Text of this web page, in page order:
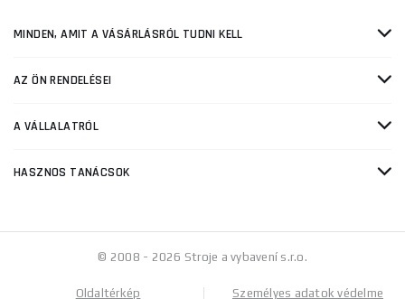
MINDEN, AMIT A VÁSÁRLÁSRÓL TUDNI KELL
AZ ÖN RENDELÉSEI
A VÁLLALATRÓL
HASZNOS TANÁCSOK
© 2008 - 2026 Stroje a vybavení s.r.o.
Oldaltérkép Személyes adatok védelme